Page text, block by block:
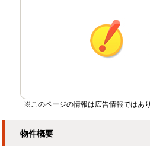
※このページの情報は広告情報ではあ
物件概要